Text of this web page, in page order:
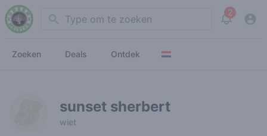
Search 2
View
Zoeken Deals Ontdek
sunset sherbert
wiet